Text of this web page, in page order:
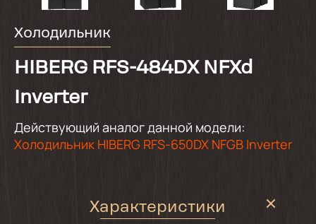
Холодильник
HIBERG RFS-484DX NFXd
Inverter
Действующий аналог данной модели:
Холодильник HIBERG RFS-650DX NFGB Inverter
Характеристики